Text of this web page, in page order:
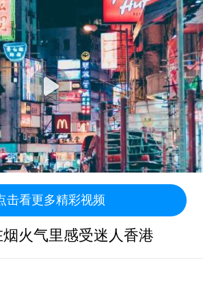
击看更多精彩视频
火气里感受迷人香港